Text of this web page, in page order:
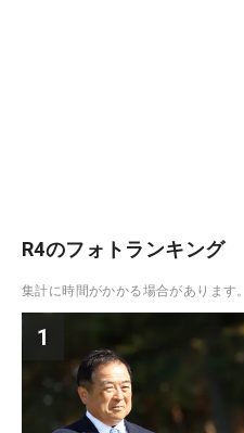
R4のフォトランキング
集計に時間がかかる場合があります。
1